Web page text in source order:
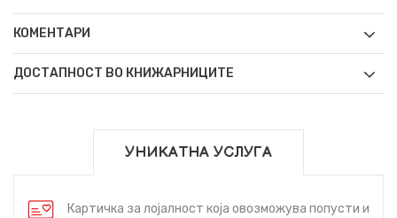
КОМЕНТАРИ
ДОСТАПНОСТ ВО КНИЖАРНИЦИТЕ
УНИКАТНА УСЛУГА
Картичка за лојалност која овозможува попусти и